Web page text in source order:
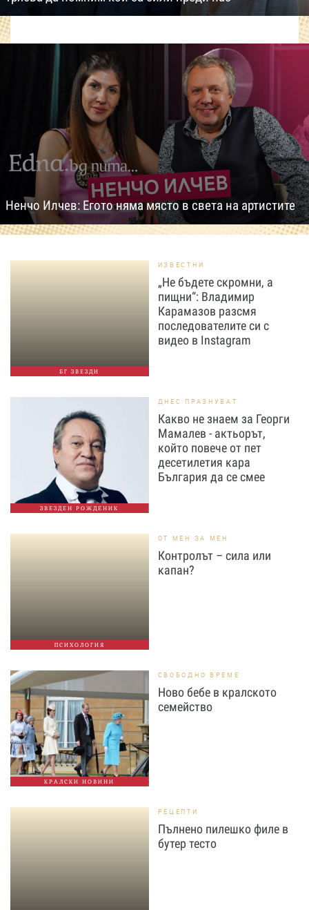
Ненчо Илчев: Егото няма място в света на артистите
БГ ЗВЕЗДИ
ИЗВЕСТНИ
„Не бъдете скромни, а
пищни“: Владимир
Карамазов разсмя
последователите си с
видео в Instagram
ЗВЕЗДЕН РОЖДЕНИК
ДНЕС ПРАЗНУВАТ
Какво не знаем за Георги
Мамалев - актьорът,
който повече от пет
десетилетия кара
България да се смее
ПСИХОЛОГИЯ
ОТ МЕН ЗА МЕН
Контролът – сила или
капан?
КРАЛСКИ НОВИНИ
СВОБОДНО ВРЕМЕ
Ново бебе в кралското
семейство
РЕЦЕПТИ
Пълнено пилешко филе в
бутер тесто